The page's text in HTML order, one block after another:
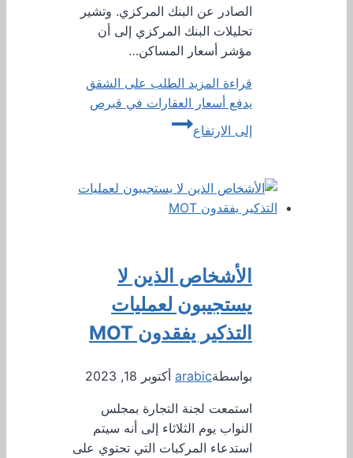
الصادر عن البنك المركزي. وتشير
تحليلات البنك المركزي إلى أن
مؤشر أسعار المساكن…
قراءة المزيد الطلب على الشقق
يدفع أسعار العقارات في قبرص
إلى الارتفاع
الأشخاص الذين لا
يستجيبون لعمليات
التذكير يفقدون MOT
بواسطةarabic أكتوبر 18, 2023
استمعت لجنة التجارة بمجلس
النواب يوم الثلاثاء إلى أنه سيتم
استدعاء المركبات التي تحتوي على